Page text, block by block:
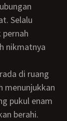
Selalu
nikmatnya
menunjukkan
pukul enam
berahi.